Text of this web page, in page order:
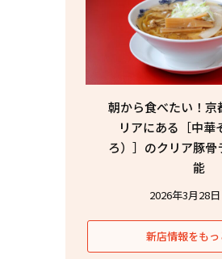
朝から食べたい！京
リアにある［中華
ろ）］のクリア豚骨
能
2026年3月28
新店情報をも